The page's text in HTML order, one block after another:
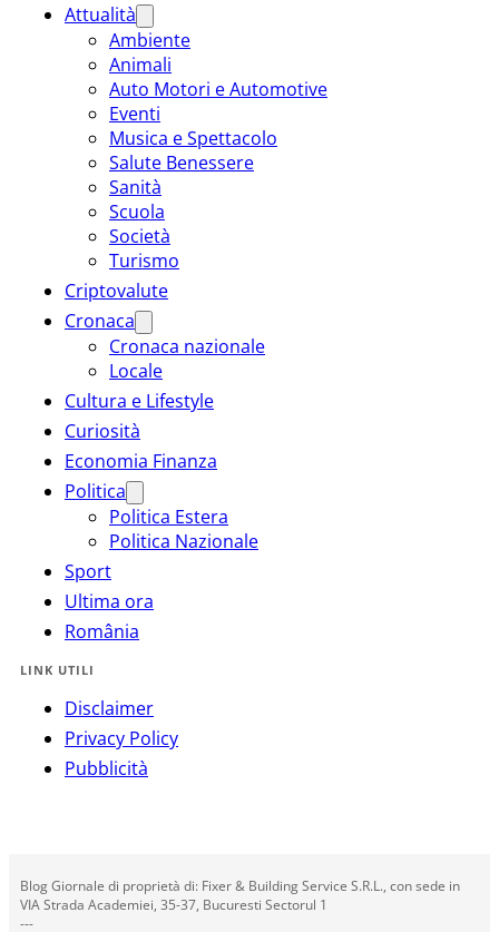
Attualità
Ambiente
Animali
Auto Motori e Automotive
Eventi
Musica e Spettacolo
Salute Benessere
Sanità
Scuola
Società
Turismo
Criptovalute
Cronaca
Cronaca nazionale
Locale
Cultura e Lifestyle
Curiosità
Economia Finanza
Politica
Politica Estera
Politica Nazionale
Sport
Ultima ora
România
LINK UTILI
Disclaimer
Privacy Policy
Pubblicità
Blog Giornale di proprietà di: Fixer & Building Service S.R.L., con sede in
VIA Strada Academiei, 35-37, Bucuresti Sectorul 1
---